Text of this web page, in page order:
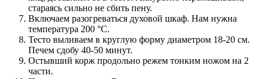
стараясь сильно не сбить пену.
Включаем разогреваться духовой шкаф. Нам нужна
температура 200 °С.
Тесто выливаем в круглую форму диаметром 18-20 см.
Печем сдобу 40-50 минут.
Остывший корж продольно режем тонким ножом на 2
части.